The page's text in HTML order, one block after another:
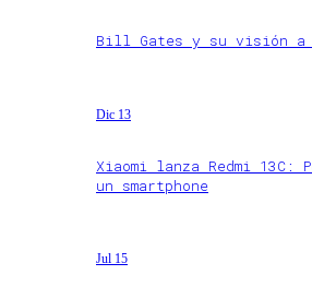
Bill Gates y su visión a
Dic 13
Xiaomi lanza Redmi
un smartphone
Jul 15